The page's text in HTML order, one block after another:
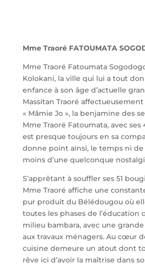
Mme Traoré FATOUMATA
Mme Traoré Fatoumata
Kolokani, la ville qui lui a tout
enfance à son âge d’actuelle
Massitan Traoré
« Mâmie Jo », la benjamine des
Mme Traoré Fatoumata, avec ses
est presque toujours en sa
donne point ainsi, le temps ni de
moins d’une quelconque
S’apprêtant à souffler ses 51
Mme Traoré affiche une
pur produit du Bélédougou où
toutes les phases de l’éducation
milieu bambara, avec une
aux travaux ménagers. Au cœur
cuisine demeure un atout dont
rêve ici d’avoir la maîtrise dans